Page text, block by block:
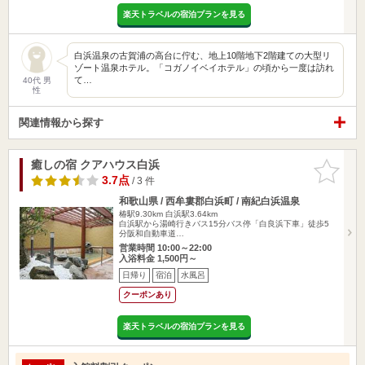
楽天トラベルの宿泊プランを見る
40代 男
性
白浜温泉の古賀浦の高台に佇む、地上10階地下2階建ての大型リ
ゾート温泉ホテル。「コガノイベイホテル」の頃から一度は訪れ
て…
関連情報から探す
お気に入
りに追加
癒しの宿 クアハウス白浜
3.7点/ 3 件
和歌山県 / 西牟婁郡白浜町 / 南紀白浜温泉
椿駅9.30km 白浜駅3.64km
白浜駅から湯崎行きバス15分バス停「白良浜下車」徒歩5
分阪和自動車道…
営業時間 10:00～22:00
入浴料金 1,500円～
日帰り 宿泊 水風呂
クーポンあり
楽天トラベルの宿泊プランを見る